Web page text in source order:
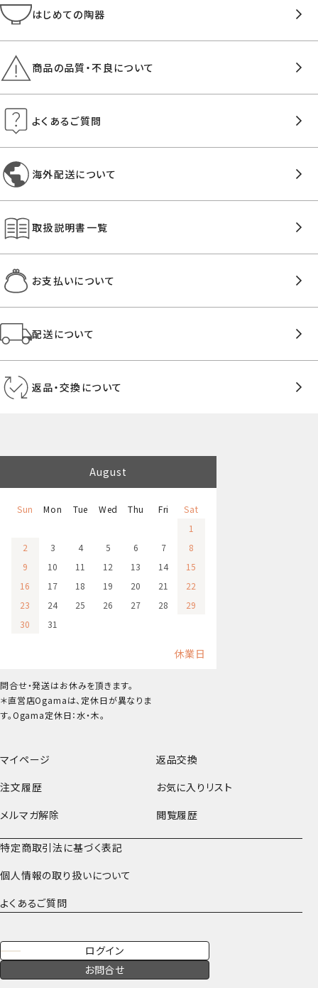
はじめての陶器
商品の品質・不良について
よくあるご質問
海外配送について
取扱説明書一覧
お支払いについて
配送について
返品・交換について
マイページ
返品交換
注文履歴
お気に入りリスト
メルマガ解除
閲覧履歴
特定商取引法に基づく表記
個人情報の取り扱いについて
よくあるご質問
ログイン
お問合せ
August
Sun Mon Tue Wed Thu Fri
Sat
1
2
3 4 5 6 7
8
9
10 11 12 13 14
15
16
17 18 19 20 21
22
23
24 25 26 27 28
29
30
31
休業日
問合せ・発送はお休みを頂きます。
＊直営店Ogamaは、定休日が異なりま
す。Ogama定休日：水・木。